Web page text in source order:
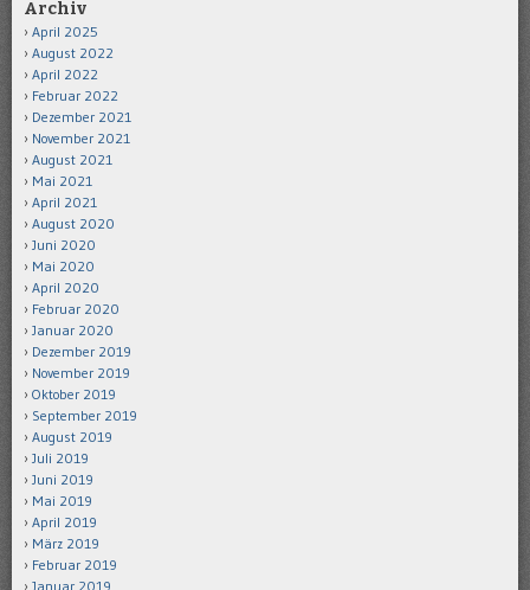
Archiv
April 2025
August 2022
April 2022
Februar 2022
Dezember 2021
November 2021
August 2021
Mai 2021
April 2021
August 2020
Juni 2020
Mai 2020
April 2020
Februar 2020
Januar 2020
Dezember 2019
November 2019
Oktober 2019
September 2019
August 2019
Juli 2019
Juni 2019
Mai 2019
April 2019
März 2019
Februar 2019
Januar 2019